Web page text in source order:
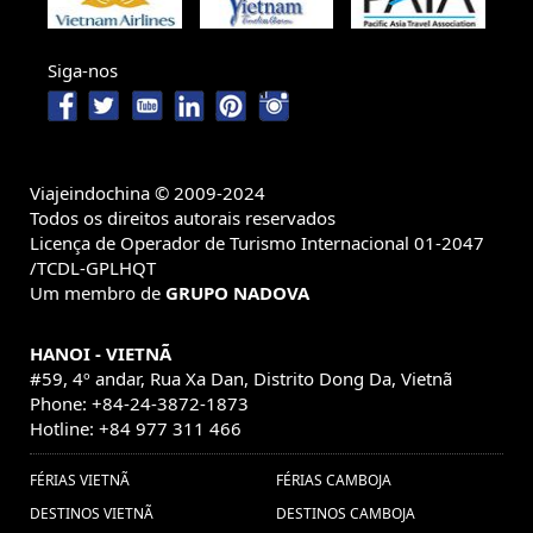
Angkor (1) ,
Viagem em família Vietnã
Trang An (1) ,Viajes baratos Tailandia
(1) ,
Malásia (1) ,
viagens vietnã (35) ,
vietna (2) ,UNESCO (1) ,10 dicas se você
está pensando em ir para a
a Medida a Laos (1) ,
Turismo Camboya (1) ,iajar a Vietnam (1) , Viajes en
familia a Tailandia (1) ,Tour por Vietnam (1) ,
de viagem para Myanmar (2) ,ciudad de
Ho Chi Minh (1) ,
test (1) , Visitar en Laos con familia (1) ,
Siga-nos
Viajeindochina © 2009-2024
Todos os direitos autorais reservados
Licença de Operador de Turismo Internacional 01-2047
/TCDL-GPLHQT
Um membro de GRUPO NADOVA
HANOI - VIETNÃ
#59, 4º andar, Rua Xa Dan, Distrito Dong Da, Vietnã
Phone: +84-24-3872-1873
Hotline: +84 977 311 466
FÉRIAS VIETNÃ
DESTINOS VIETNÃ
FÉRIAS CAMBOJA
DESTINOS CAMBOJA